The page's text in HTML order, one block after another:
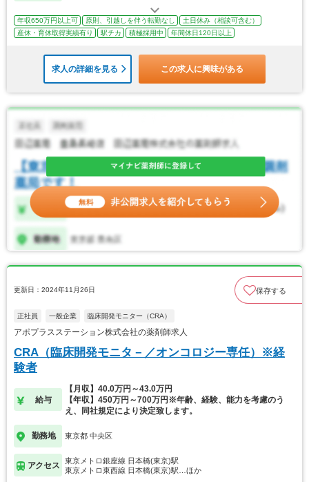
年収650万円以上可 原則、引越しを伴う転勤なし
土日休み（相談可含む）
産休・育休取得実績有り
駅チカ 積極採用中 年間休日120日以上
求人の詳細を見る この求人に興味がある
更新日：2024年11月26日 保存する
正社員 一般企業 臨床開発モニター（CRA）
アポプラスステーション株式会社の薬剤師求人
CRA（臨床開発モニタ－／オンコロジー専任）※経
験者
給与
【月収】40.0万円～43.0万円
【年収】450万円～700万円※年齢、経験、能力を考慮のう
え、同社規定により決定致します。
勤務地 東京都 中央区
アクセス
東京メトロ銀座線 日本橋(東京)駅
東京メトロ東西線 日本橋(東京)駅…ほか